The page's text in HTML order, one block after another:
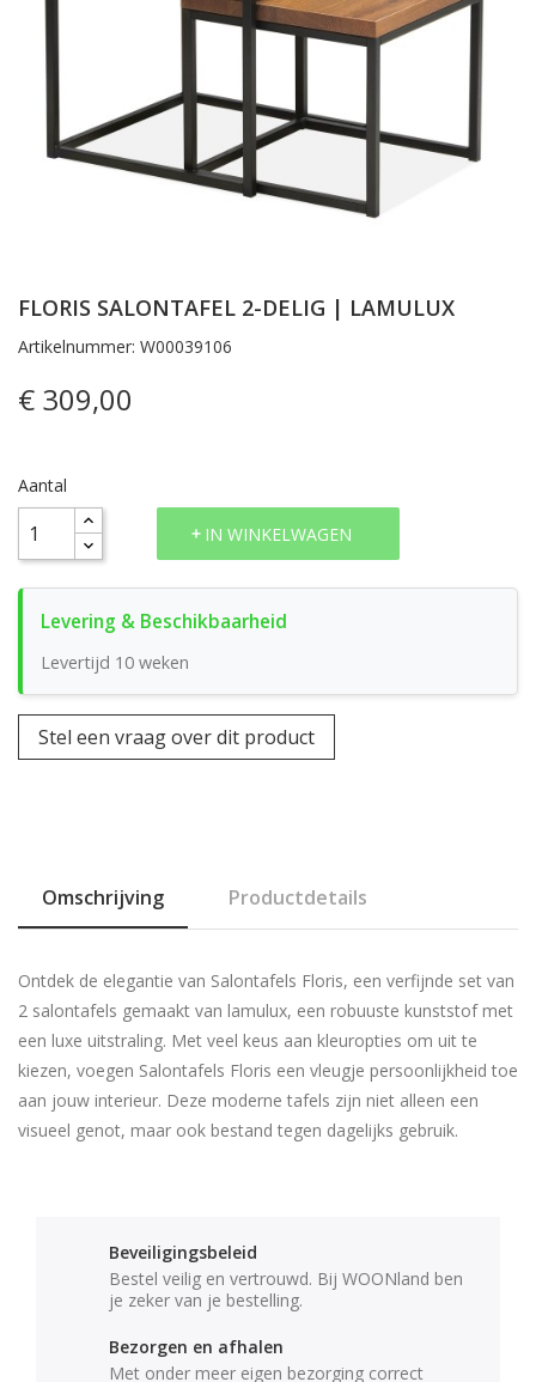
FLORIS SALONTAFEL 2-DELIG | LAMULUX
Artikelnummer: W00039106
€ 309,00
Aantal
IN WINKELWAGEN
Levertijd 10 weken
Stel een vraag over dit product
Omschrijving Productdetails
Ontdek de elegantie van Salontafels Floris, een verfijnde set van
2 salontafels gemaakt van lamulux, een robuuste kunststof met
een luxe uitstraling. Met veel keus aan kleuropties om uit te
kiezen, voegen Salontafels Floris een vleugje persoonlijkheid toe
aan jouw interieur. Deze moderne tafels zijn niet alleen een
visueel genot, maar ook bestand tegen dagelijks gebruik.
Beveiligingsbeleid
Bestel veilig en vertrouwd. Bij WOONland ben
je zeker van je bestelling.
Bezorgen en afhalen
Met onder meer eigen bezorging correct